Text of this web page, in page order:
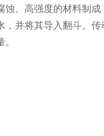
、高强度的材料制
并将其导入翻斗。